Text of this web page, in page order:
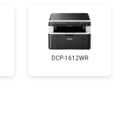
питания
DCP-1612WR